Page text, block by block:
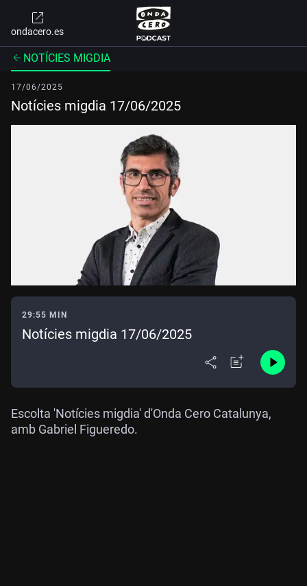
ondacero.es
NOTÍCIES MIGDIA
17/06/2025
Notícies migdia 17/06/2025
29:55 MIN
Notícies migdia 17/06/2025
Escolta 'Notícies migdia' d'Onda Cero Catalunya,
amb Gabriel Figueredo.